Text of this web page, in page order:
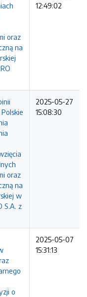
oraz
na
12:49:02
oraz
na
w
S.A. z
2025-05-27
15:08:30
o
2025-05-07
15:31:13